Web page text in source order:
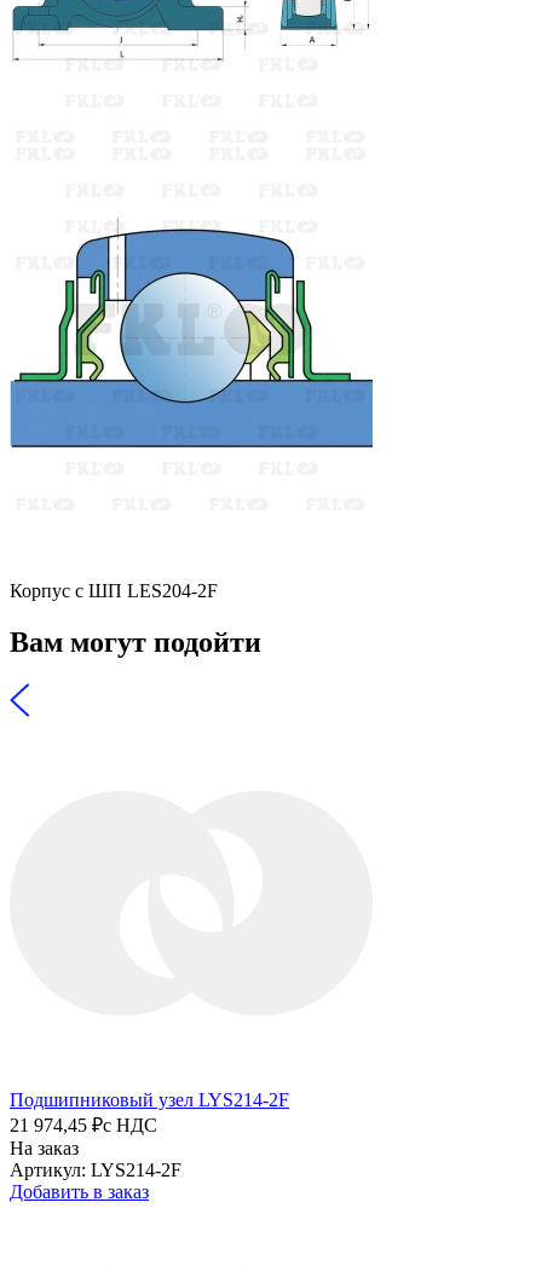
Корпус с ШП LES204-2F
Вам могут подойти
Подшипниковый узел LYS214-2F
21 974,45 ₽с НДС
На заказ
Артикул: LYS214-2F
Добавить в заказ